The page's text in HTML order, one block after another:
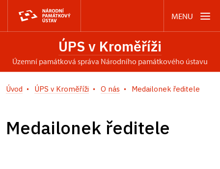
MENU
ÚPS v Kroměříži
územní památková správa Národního památkového ústavu
Úvod ÚPS v Kroměříži O nás Medailonek ředitele
Medailonek ředitele